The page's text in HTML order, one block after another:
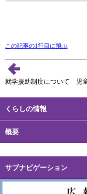
この記事の1行目に飛ぶ
就学援助制度について 児
くらしの情報
概要
サブナビゲーション